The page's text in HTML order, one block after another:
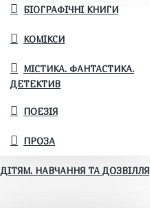
БІОГРАФІЧНІ КНИГИ
КОМІКСИ
МІСТИКА. ФАНТАСТИКА.
ДЕТЕКТИВ
ПОЕЗІЯ
ПРОЗА
ДІТЯМ. НАВЧАННЯ ТА ДОЗВІЛЛЯ